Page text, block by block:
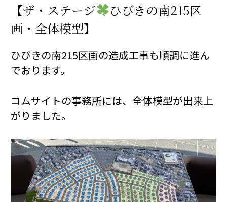
【ザ・ステージ
ひびきの南215区
画・全体模型】
ひびきの南215区画の造成工事も順調に進ん
でおります。
コムサイトの事務所には、全体模型が出来上
がりました。